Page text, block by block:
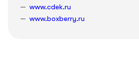
www.cdek.ru
www.boxberry.ru